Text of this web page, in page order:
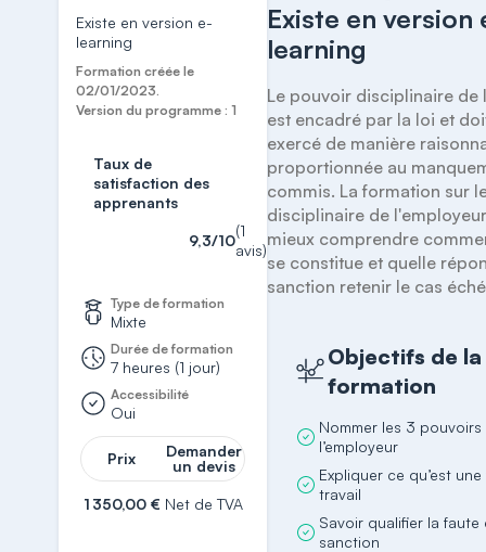
Existe en version e-
learning
Formation créée le
02/01/2023.
Version du programme : 1
Taux de
satisfaction des
apprenants
9,3/10
(1
avis)
Type de formation
Mixte
Durée de formation
7 heures (1 jour)
Accessibilité
Oui
Prix
Demander
un devis
1 350,00 € Net de TVA
Existe en version
learning
Le pouvoir disciplinaire de
est encadré par la loi et
exercé de manière
proportionnée au
commis. La formation sur
disciplinaire de
mieux comprendre
se constitue et quelle
sanction retenir le cas
Objectifs de la
formation
Nommer les 3
l’employeur
Expliquer ce qu’est
travail
Savoir qualifier la faute
sanction